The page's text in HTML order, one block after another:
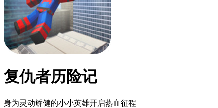
复仇者历险记
身为灵动矫健的小小英雄开启热血征程